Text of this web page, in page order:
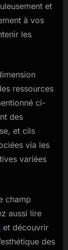
et
à vos
les
ressources
ci-
des
et cils
via les
variées
champ
aussi lire
et découvrir
des